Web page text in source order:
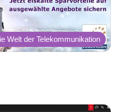
Welt der Telekommunikation